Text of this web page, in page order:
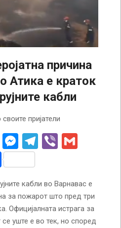
причина
Атика е краток
кабли
пријатели
WhatsApp
Messenger
Telegram
Viber
Share
кабли во Варнавас е
за пожарот што пред три
Официјалната истрага за
уште е во тек, но според